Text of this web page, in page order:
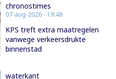
chronostimes
07-aug-2026 - 19:48
KPS treft extra maatregelen
vanwege verkeersdrukte
binnenstad
waterkant